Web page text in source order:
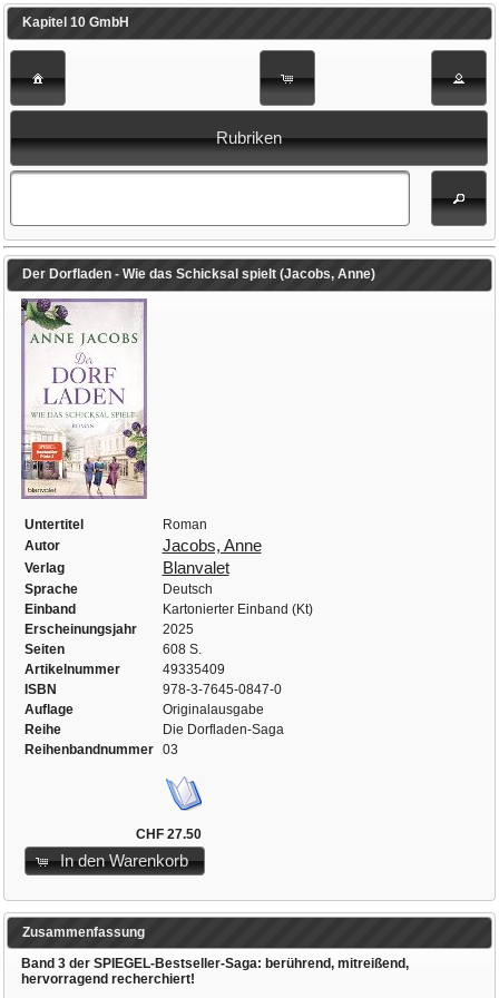
Kapitel 10 GmbH
Rubriken
Der Dorfladen - Wie das Schicksal spielt (Jacobs, Anne)
Untertitel
Roman
Autor
Jacobs, Anne
Verlag Blanvalet
Sprache
Deutsch
Einband
Kartonierter Einband (Kt)
Erscheinungsjahr
2025
Seiten
608 S.
Artikelnummer
49335409
ISBN
978-3-7645-0847-0
Auflage
Originalausgabe
Reihe
Die Dorfladen-Saga
Reihenbandnummer
03
CHF 27.50
In den Warenkorb
Zusammenfassung
Band 3 der SPIEGEL-Bestseller-Saga: berührend, mitreißend,
hervorragend recherchiert!